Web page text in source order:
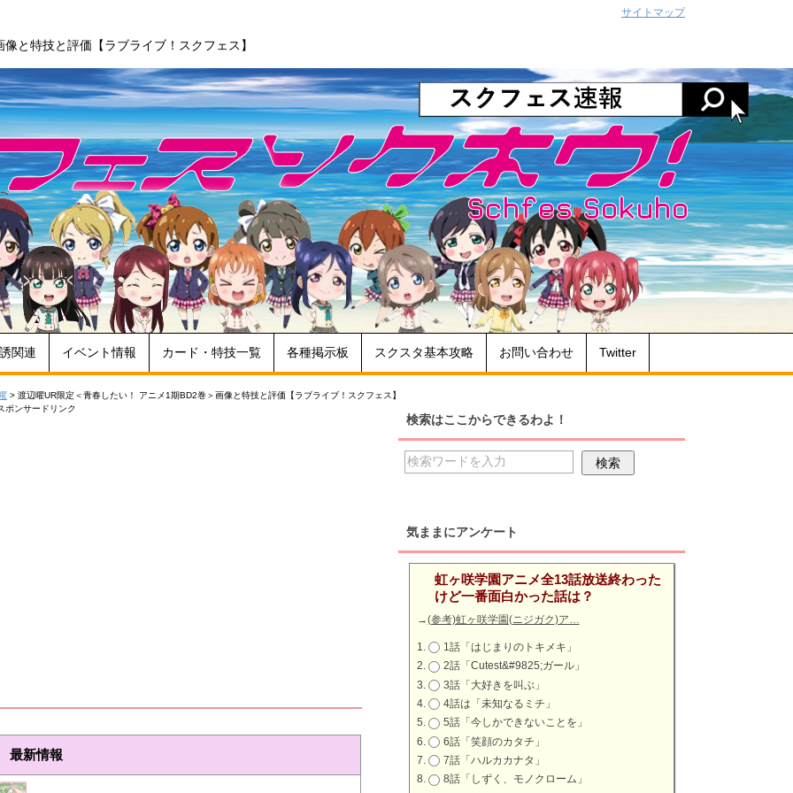
と特技と評価【ラブライブ！スクフェス】
関連 イベント情報 カード・特技一覧 各種掲示板 スクスタ基本攻略 お問い合わせ Twitter
> 渡辺曜UR限定＜青春したい！ アニメ1期BD2巻＞画像と特技と評価【ラブライブ！スクフェス】
ポンサードリンク
最新情報
検索はここからできるわよ！
気ままにアンケート
虹ヶ咲学園アニメ全13話放送終わった
けど一番面白かった話は？
→(参考)虹ヶ咲学園(ニジガク)ア…
1話「はじまりのトキメキ」
2話「Cutest&#9825;ガール」
3話「大好きを叫ぶ」
4話は「未知なるミチ」
5話「今しかできないことを」
6話「笑顔のカタチ」
7話「ハルカカナタ」
8話「しずく、モノクローム」
サイトマップ